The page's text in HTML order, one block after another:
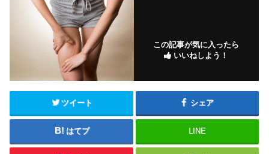
この記事が気に入ったら
いいねしよう！
ツイート シェア
はてブ LINE